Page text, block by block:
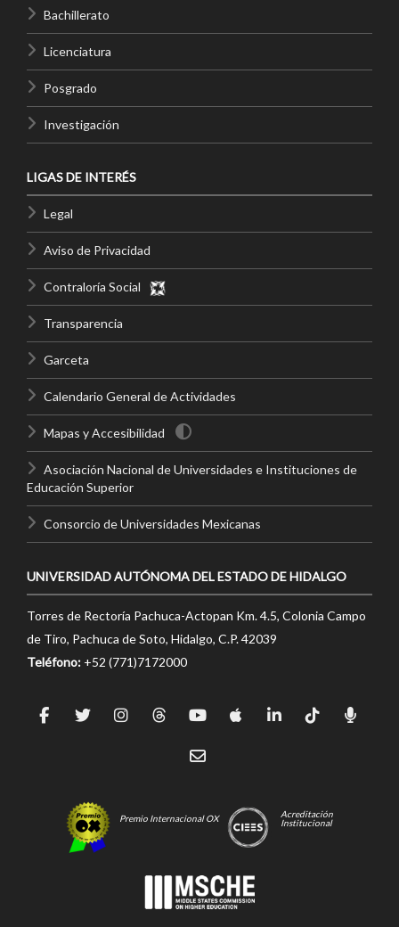
Bachillerato
Licenciatura
Posgrado
Investigación
LIGAS DE INTERÉS
Legal
Aviso de Privacidad
Contraloría Social
Transparencia
Garceta
Calendario General de Actividades
Mapas y Accesibilidad
Asociación Nacional de Universidades e Instituciones de
Educación Superior
Consorcio de Universidades Mexicanas
UNIVERSIDAD AUTÓNOMA DEL ESTADO DE HIDALGO
Torres de Rectoría Pachuca-Actopan Km. 4.5, Colonia Campo
de Tiro, Pachuca de Soto, Hidalgo, C.P. 42039
Teléfono: +52 (771)7172000
Premio Internacional OX
Acreditación
Institucional